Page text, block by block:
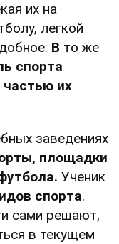
их на
легкой
В то же
спорта
частью их
заведениях
площадки
Ученик
спорта.
сами решают,
в текущем